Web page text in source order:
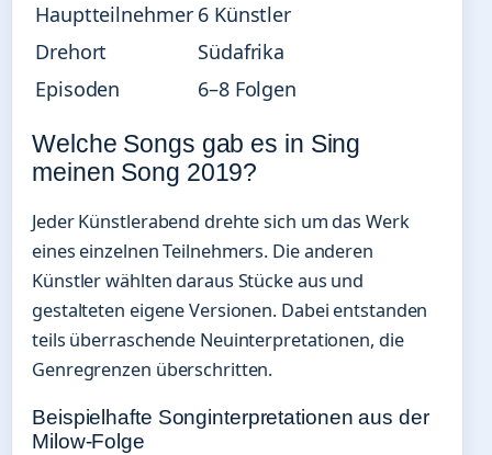
Hauptteilnehmer 6 Künstler
Drehort
Südafrika
Episoden
6–8 Folgen
Welche Songs gab es in Sing
meinen Song 2019?
Jeder Künstlerabend drehte sich um das Werk
eines einzelnen Teilnehmers. Die anderen
Künstler wählten daraus Stücke aus und
gestalteten eigene Versionen. Dabei entstanden
teils überraschende Neuinterpretationen, die
Genregrenzen überschritten.
Beispielhafte Songinterpretationen aus der
Milow-Folge